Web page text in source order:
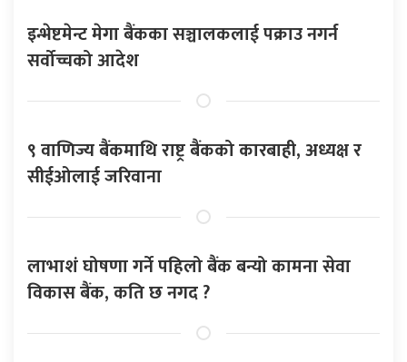
इन्भेष्टमेन्ट मेगा बैंकका सञ्चालकलाई पक्राउ नगर्न
सर्वोच्चको आदेश
९ वाणिज्य बैंकमाथि राष्ट्र बैंकको कारबाही, अध्यक्ष र
सीईओलाई जरिवाना
लाभाशं घोषणा गर्ने पहिलो बैंक बन्यो कामना सेवा
विकास बैंक, कति छ नगद ?